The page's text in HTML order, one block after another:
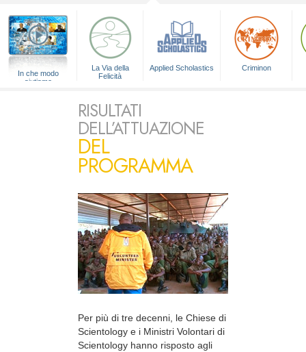
In che modo
aiutiamo
La Via della
Felicità
Applied Scholastics Criminon
RISULTATI
DELL’ATTUAZIONE
DEL
PROGRAMMA
Per più di tre decenni, le Chiese di
Scientology e i Ministri Volontari di
Scientology hanno risposto agli